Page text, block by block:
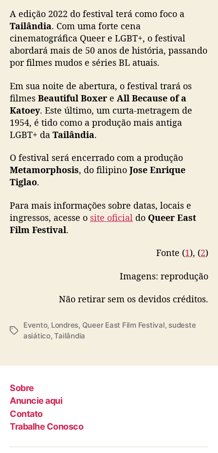
ã
d
a
e
i
ç
o
2
2
A edição 2022 do festival terá como foco a
Tailândia. Com uma forte cena
cinematográfica Queer e LGBT+, o festival
abordará mais de 50 anos de história, passando
por filmes mudos e séries BL atuais.
Em sua noite de abertura, o festival trará os
filmes Beautiful Boxer e All Because of a
Katoey. Este último, um curta-metragem de
1954, é tido como a produção mais antiga
LGBT+ da Tailândia.
O festival será encerrado com a produção
Metamorphosis, do filipino Jose Enrique
Tiglao.
Para mais informações sobre datas, locais e
ingressos, acesse o site oficial do Queer East
Film Festival.
Fonte (1), (2)
Imagens: reprodução
Não retirar sem os devidos créditos.
T
Evento, Londres, Queer East Film Festival, sudeste
asiático,Tailândia
Sobre
Anuncie aqui
Contato
Trabalhe Conosco